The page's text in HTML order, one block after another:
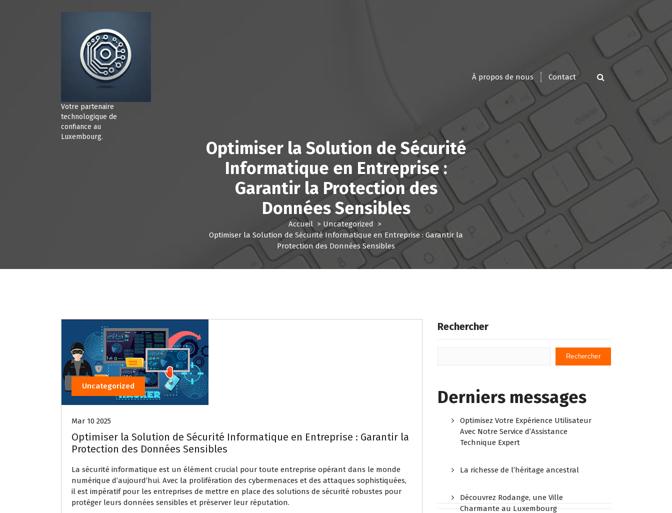
Votre partenaire
technologique de
confiance au
Luxembourg.
À propos de nous Contact
Optimiser la Solution de Sécurité
Informatique en Entreprise :
Garantir la Protection des
Données Sensibles
Accueil > Uncategorized >
Optimiser la Solution de Sécurité Informatique en Entreprise : Garantir la
Protection des Données Sensibles
Uncategorized
Mar 10 2025
Optimiser la Solution de Sécurité Informatique en Entreprise : Garantir la
Protection des Données Sensibles
La sécurité informatique est un élément crucial pour toute entreprise opérant dans le monde
numérique d’aujourd’hui. Avec la prolifération des cybermenaces et des attaques sophistiquées,
il est impératif pour les entreprises de mettre en place des solutions de sécurité robustes pour
protéger leurs données sensibles et préserver leur réputation.
Rechercher
Rechercher
Derniers messages
Optimisez Votre Expérience Utilisateur
Avec Notre Service d’Assistance
Technique Expert
La richesse de l’héritage ancestral
Découvrez Rodange, une Ville
Charmante au Luxembourg